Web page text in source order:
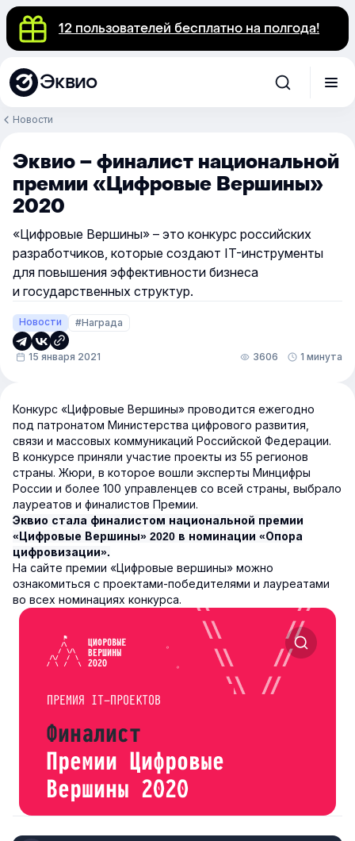
12 пользователей бесплатно на полгода!
Эквио
Новости
Эквио – финалист национальной
премии «Цифровые Вершины»
2020
«Цифровые Вершины» – это конкурс российских
разработчиков, которые создают IT-инструменты
для повышения эффективности бизнеса
и государственных структур.
Новости #Награда
15 января 2021 3606 1 минута
Конкурс «Цифровые Вершины» проводится ежегодно
под патронатом Министерства цифрового развития,
связи и массовых коммуникаций Российской Федерации.
В конкурсе приняли участие проекты из 55 регионов
страны. Жюри, в которое вошли эксперты Минцифры
России и более 100 управленцев со всей страны, выбрало
лауреатов и финалистов Премии.
Эквио стала финалистом национальной премии
«Цифровые Вершины» 2020 в номинации «Опора
цифровизации».
На сайте премии «Цифровые вершины» можно
ознакомиться с проектами-победителями и лауреатами
во всех номинациях конкурса.